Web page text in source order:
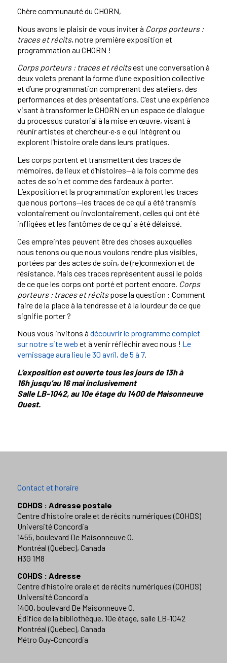
Chère communauté du CHORN,
Nous avons le plaisir de vous inviter à Corps porteurs :
traces et récits, notre première exposition et
programmation au CHORN !
Corps porteurs : traces et récitsest une conversation à
deux volets prenant la forme d’une exposition collective
et d’une programmation comprenant des ateliers, des
performances et des présentations. C’est une expérience
visant à transformer le CHORN en un espace de dialogue
du processus curatorial à la mise en œuvre, visant à
réunir artistes et chercheur·e·s e qui intègrent ou
explorent l’histoire orale dans leurs pratiques.
Les corps portent et transmettent des traces de
mémoires, de lieux et d’histoires—à la fois comme des
actes de soin et comme des fardeaux à porter.
L’exposition et la programmation explorent les traces
que nous portons—les traces de ce qui a été transmis
volontairement ou involontairement, celles qui ont été
infligées et les fantômes de ce qui a été délaissé.
Ces empreintes peuvent être des choses auxquelles
nous tenons ou que nous voulons rendre plus visibles,
portées par des actes de soin, de (re)connexion et de
résistance. Mais ces traces représentent aussi le poids
de ce que les corps ont porté et portent encore. Corps
porteurs : traces et récitspose la question : Comment
faire de la place à la tendresse et à la lourdeur de ce que
signifie porter ?
Nous vous invitons à découvrir le programme complet
sur notre site web et à venir réfléchir avec nous ! Le
vernissage aura lieu le 30 avril, de 5 à 7.
L’exposition est ouverte tous les jours de 13h à
16h jusqu’au 16 mai inclusivement
Salle LB-1042, au 10e étage du 1400 de Maisonneuve
Ouest.
Contact et horaire
COHDS : Adresse postale
Centre d'histoire orale et de récits numériques (COHDS)
Université Concordia
1455, boulevard De Maisonneuve O.
Montréal (Québec), Canada
H3G 1M8
COHDS : Adresse
Centre d'histoire orale et de récits numériques (COHDS)
Université Concordia
1400, boulevard De Maisonneuve O.
Édifice de la bibliothèque, 10e étage, salle LB-1042
Montréal (Québec), Canada
Métro Guy-Concordia